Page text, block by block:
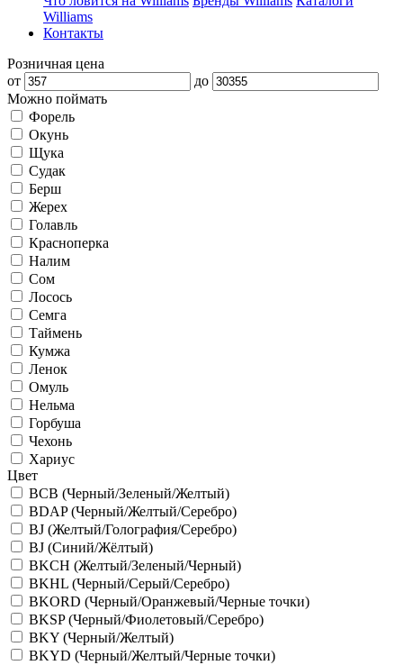
Williams
Контакты
Розничная цена
от
до
Можно поймать
Форель
Окунь
Щука
Судак
Берш
Жерех
Голавль
Красноперка
Налим
Сом
Лосось
Семга
Таймень
Кумжа
Ленок
Омуль
Нельма
Горбуша
Чехонь
Хариус
Цвет
BCB (Черный/Зеленый/Желтый)
BDAP (Черный/Желтый/Серебро)
BJ (Желтый/Голография/Серебро)
BJ (Синий/Жёлтый)
BKCH (Желтый/Зеленый/Черный)
BKHL (Черный/Серый/Серебро)
BKORD (Черный/Оранжевый/Черные точки)
BKSP (Черный/Фиолетовый/Серебро)
BKY (Черный/Желтый)
BKYD (Черный/Желтый/Черные точки)